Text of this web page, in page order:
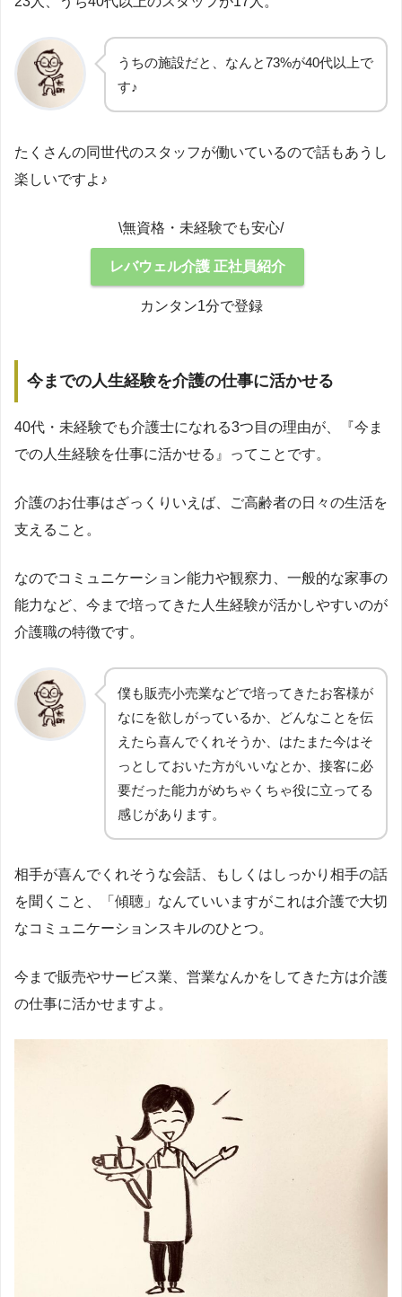
うちの施設だと、なんと73%が40代以上で
す♪
たくさんの同世代のスタッフが働いているので話もあうし
楽しいですよ♪
\無資格・未経験でも安心/
レバウェル介護 正社員紹介
カンタン1分で登録
今までの人生経験を介護の仕事に活かせる
40代・未経験でも介護士になれる3つ目の理由が、『今ま
での人生経験を仕事に活かせる』ってことです。
介護のお仕事はざっくりいえば、ご高齢者の日々の生活を
支えること。
なのでコミュニケーション能力や観察力、一般的な家事の
能力など、今まで培ってきた人生経験が活かしやすいのが
介護職の特徴です。
僕も販売小売業などで培ってきたお客様が
なにを欲しがっているか、どんなことを伝
えたら喜んでくれそうか、はたまた今はそ
っとしておいた方がいいなとか、接客に必
要だった能力がめちゃくちゃ役に立ってる
感じがあります。
相手が喜んでくれそうな会話、もしくはしっかり相手の話
を聞くこと、「傾聴」なんていいますがこれは介護で大切
なコミュニケーションスキルのひとつ。
今まで販売やサービス業、営業なんかをしてきた方は介護
の仕事に活かせますよ。